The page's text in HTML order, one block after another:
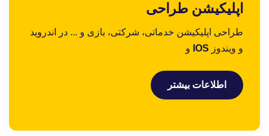
طراحی اپلیکیشن
طراحی اپلیکیشن خدماتی، شرکتی، بازی و ... در اندروید
IOS و ویندوز
اطلاعات بیشتر